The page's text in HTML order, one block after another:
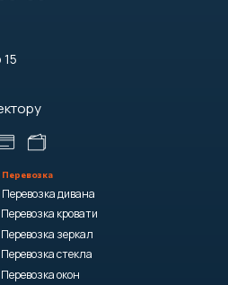
Перевозка
Перевозка дивана
Перевозка кровати
Перевозка зеркал
Перевозка стекла
Перевозка окон